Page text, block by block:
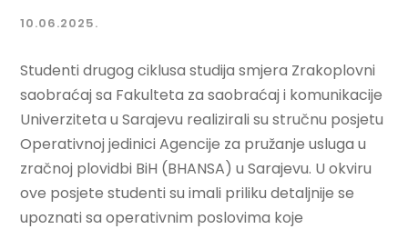
10.06.2025.
Studenti drugog ciklusa studija smjera Zrakoplovni
saobraćaj sa Fakulteta za saobraćaj i komunikacije
Univerziteta u Sarajevu realizirali su stručnu posjetu
Operativnoj jedinici Agencije za pružanje usluga u
zračnoj plovidbi BiH (BHANSA) u Sarajevu. U okviru
ove posjete studenti su imali priliku detaljnije se
upoznati sa operativnim poslovima koje